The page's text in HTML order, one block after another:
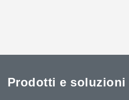
Prodotti e soluzioni